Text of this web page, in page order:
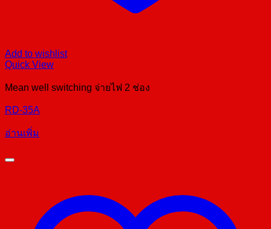
Add to wishlist
Quick View
Mean well switching จ่ายไฟ 2 ช่อง
RD-35A
อ่านเพิ่ม